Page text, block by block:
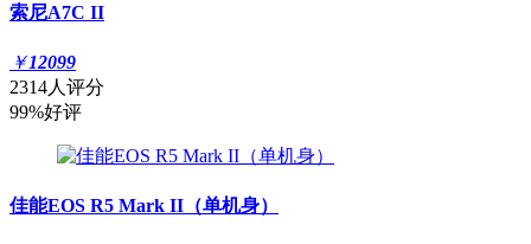
索尼A7C II
￥12099
2314人评分
99%好评
佳能EOS R5 Mark II（单机身）